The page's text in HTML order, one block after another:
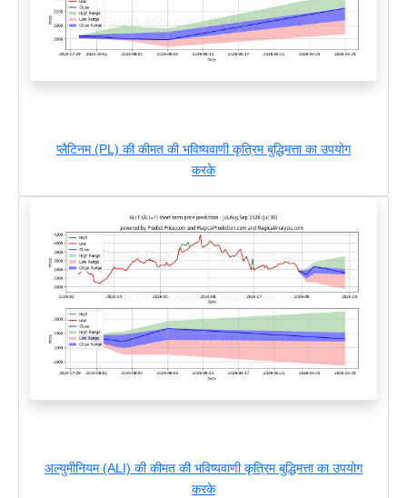
प्लैटिनम (PL) की कीमत की भविष्यवाणी कृत्रिम बुद्धिमत्ता का उपयोग
करके
अल्युमीनियम (ALI) की कीमत की भविष्यवाणी कृत्रिम बुद्धिमत्ता का उपयोग
करके